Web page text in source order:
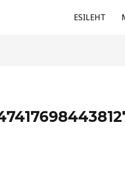
ESILEHT